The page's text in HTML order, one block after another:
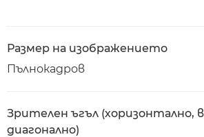
Размер на изображението
Пълнокадров
Зрителен ъгъл (хоризонтално,
диагонално)